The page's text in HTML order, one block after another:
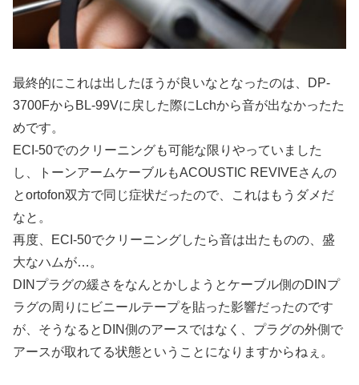
最終的にこれは出したほうが良いなとなったのは、DP-
3700FからBL-99Vに戻した際にLchから音が出なかったた
めです。
ECI-50でのクリーニングも可能な限りやっていました
し、トーンアームケーブルもACOUSTIC REVIVEさんの
とortofon双方で同じ症状だったので、これはもうダメだ
なと。
再度、ECI-50でクリーニングしたら音は出たものの、盛
大なハムが…。
DINプラグの緩さをなんとかしようとケーブル側のDINプ
ラグの周りにビニールテープを貼った影響だったのです
が、そうなるとDIN側のアースではなく、プラグの外側で
アースが取れてる状態ということになりますからねぇ。